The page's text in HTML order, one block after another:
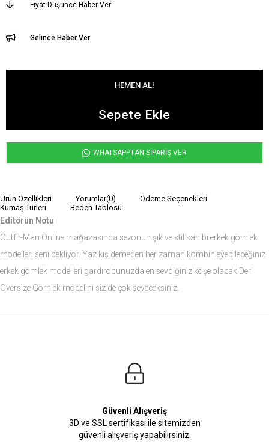
Fiyat Düşünce Haber Ver
Gelince Haber Ver
WHATSAPPTAN SİPARİŞ VER
Ürün Özellikleri Yorumlar(0)
Ödeme Seçenekleri
Kumaş Türleri
Beden Tablosu
Editörün Notu
Outfit-Man Online mağazasında sezonun şık ve stil sahibi erkek gömlek
modelleri seni bekliyor. Yaz kış demeden her zaman kombinleyebileceğiniz
erkek gömlek modelleri gardırobunuzda en sevdiğiniz köşe olacak.Deri
Oversize Gömlek modelini siz de çok seveceksiniz.
Manken Bedenleri Üst Grup M, Alt Grup 33 Beden ( Medium )
Güvenli Alışveriş
3D ve SSL sertifikası ile sitemizden
güvenli alışveriş yapabilirsiniz.